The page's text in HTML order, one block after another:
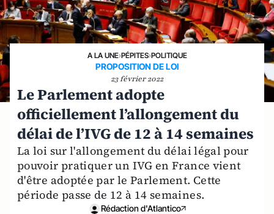
A LA UNE›PÉPITES›POLITIQUE
PROPOSITION DE LOI
23 février 2022
Le Parlement adopte
officiellement l’allongement du
délai de l’IVG de 12 à 14 semaines
La loi sur l'allongement du délai légal pour
pouvoir pratiquer un IVG en France vient
d'être adoptée par le Parlement. Cette
période passe de 12 à 14 semaines.
Rédaction d'Atlantico